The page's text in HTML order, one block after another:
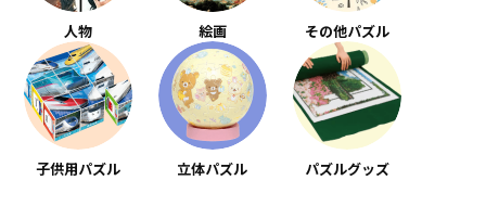
人物 絵画 その他パズル
子供用パズル 立体パズル パズルグッズ